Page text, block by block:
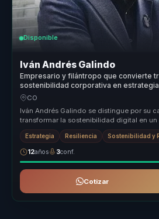
Disponible
Iván Andrés Galindo
Empresario y filántropo que convierte
sostenibilidad corporativa en
competitiva para empresas.
CO
Iván Andrés Galindo se distingue por su
transformar la sostenibilidad digital en
real. Su enfoq...
Estrategia Resiliencia Sostenibilidad y
12años 3conf.
Cotizar